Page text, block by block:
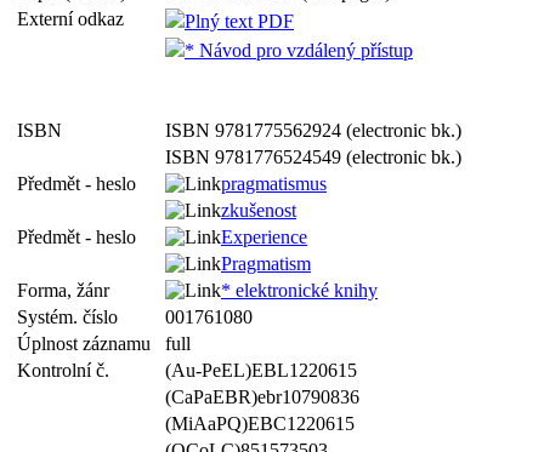
Externí odkaz
Plný text PDF
* Návod pro vzdálený přístup
ISBN
ISBN 9781775562924 (electronic bk.)
ISBN 9781776524549 (electronic bk.)
Předmět - heslo
pragmatismus
zkušenost
Předmět - heslo
Experience
Pragmatism
Forma, žánr
* elektronické knihy
Systém. číslo
001761080
Úplnost záznamu
full
Kontrolní č.
(Au-PeEL)EBL1220615
(CaPaEBR)ebr10790836
(MiAaPQ)EBC1220615